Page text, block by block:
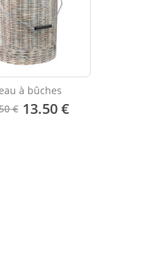
à bûches
€ 13.50 €